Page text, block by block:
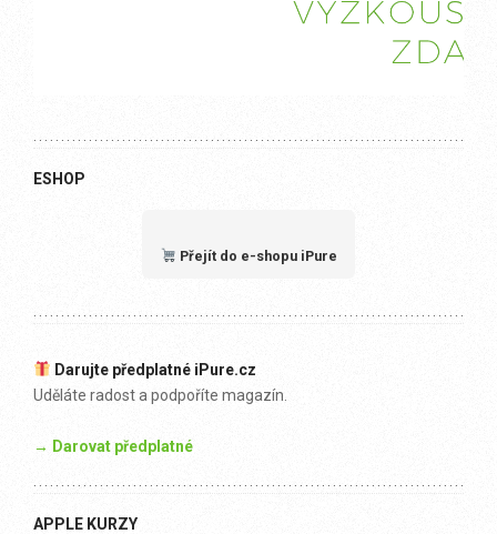
ESHOP
Přejít do e-shopu iPure
Darujte předplatné iPure.cz
Uděláte radost a podpoříte magazín.
→ Darovat předplatné
APPLE KURZY